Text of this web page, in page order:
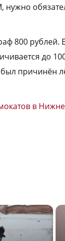
800 рублей.
до
причинён
в